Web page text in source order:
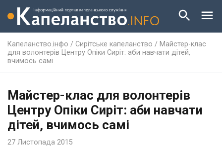
Капеланство.інфо / Сирітське капеланство / Майстер-клас
для волонтерів Центру Опіки Сиріт: аби навчати дітей,
вчимось самі
Майстер-клас для волонтерів
Центру Опіки Сиріт: аби навчати
дітей, вчимось самі
27 Листопада 2015